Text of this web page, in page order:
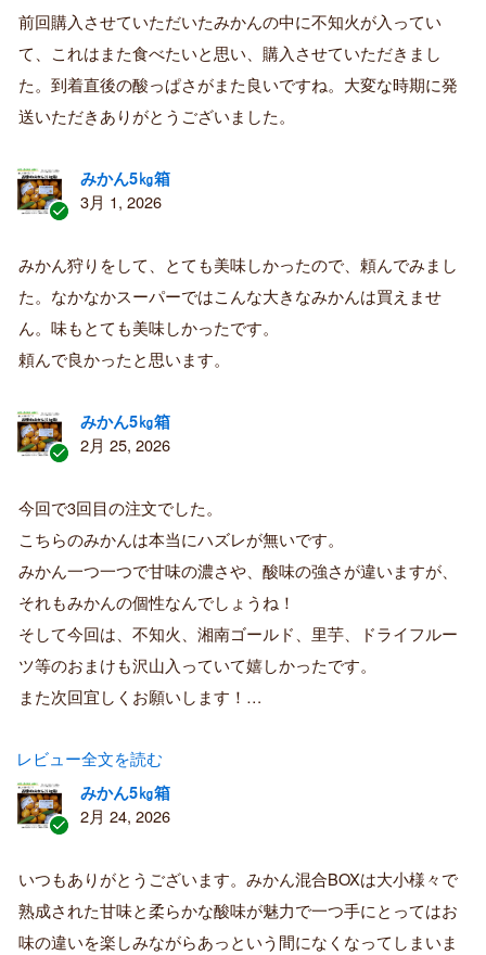
証
済
み
購
者
前回購入させていただいたみかんの中に不知火が入ってい
て、これはまた食べたいと思い、購入させていただきまし
た。到着直後の酸っぱさがまた良いですね。大変な時期に発
送いただきありがとうございました。
証
済
み
購
者
みかん5㎏箱
3月 1, 2026
みかん狩りをして、とても美味しかったので、頼んでみまし
た。なかなかスーパーではこんな大きなみかんは買えませ
ん。味もとても美味しかったです。
頼んで良かったと思います。
証
済
み
購
者
みかん5㎏箱
2月 25, 2026
今回で3回目の注文でした。
こちらのみかんは本当にハズレが無いです。
みかん一つ一つで甘味の濃さや、酸味の強さが違いますが、
それもみかんの個性なんでしょうね！
そして今回は、不知火、湘南ゴールド、里芋、ドライフルー
ツ等のおまけも沢山入っていて嬉しかったです。
また次回宜しくお願いします！…
レビュー全文を読む
証
済
み
購
みかん5㎏箱
2月 24, 2026
いつもありがとうございます。みかん混合BOXは大小様々で
熟成された甘味と柔らかな酸味が魅力で一つ手にとってはお
味の違いを楽しみながらあっという間になくなってしまいま